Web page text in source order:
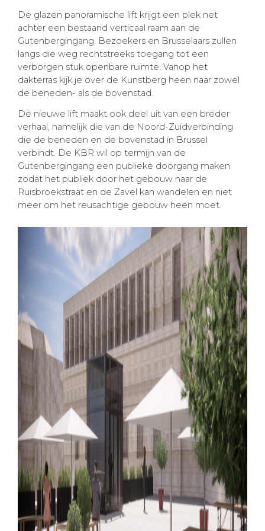
De glazen panoramische lift krijgt een plek net
achter een bestaand verticaal raam aan de
Gutenbergingang. Bezoekers en Brusselaars zullen
langs die weg rechtstreeks toegang tot een
verborgen stuk openbare ruimte. Vanop het
dakterras kijk je over de Kunstberg heen naar zowel
de beneden- als de bovenstad.
De nieuwe lift maakt ook deel uit van een breder
verhaal, namelijk die van de Noord-Zuidverbinding
die de beneden en de bovenstad in Brussel
verbindt. De KBR wil op termijn van de
Gutenbergingang een publieke doorgang maken
zodat het publiek door het gebouw naar de
Ruisbroekstraat en de Zavel kan wandelen en niet
meer om het reusachtige gebouw heen moet.